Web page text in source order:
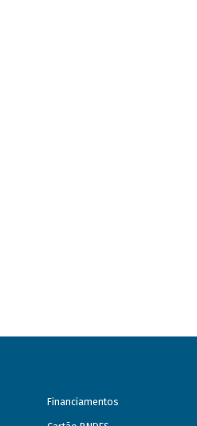
Financiamentos